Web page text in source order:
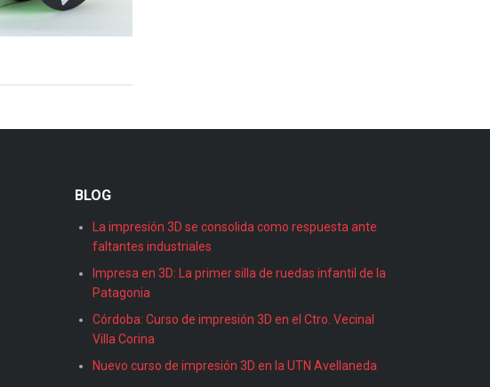
BLOG
La impresión 3D se consolida como respuesta ante
faltantes industriales
Impresa en 3D: La primer silla de ruedas infantil de la
Patagonia
Córdoba: Curso de impresión 3D en el Ctro. Vecinal
Villa Corina
Nuevo curso de impresión 3D en la UTN Avellaneda